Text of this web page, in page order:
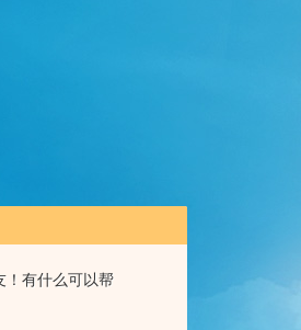
！有什么可以帮